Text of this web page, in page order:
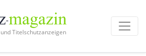
Titelschutzanzeigen